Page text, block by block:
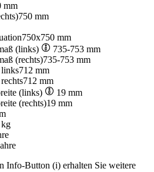
mm
750 mm
750x750 mm
(links)
735-753 mm
(rechts)735-753 mm
links712 mm
712 mm
(links)
19 mm
(rechts)19 mm
Info-Button (i) erhalten Sie weitere